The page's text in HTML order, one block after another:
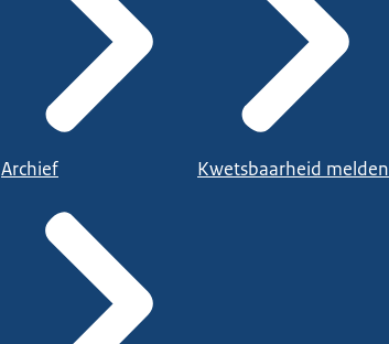
Archief Kwetsbaarheid melden